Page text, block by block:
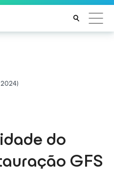
do
GFS